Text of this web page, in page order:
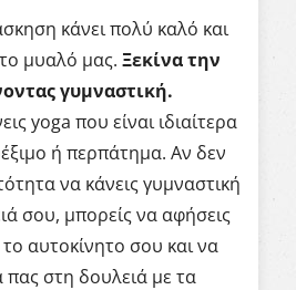
κάνει πολύ καλό και
μυαλό μας. Ξεκίνα την
γυμναστική.
yoga που είναι ιδιαίτερα
ή περπάτημα. Αν δεν
να κάνεις γυμναστική
σου, μπορείς να αφήσεις
αυτοκίνητο σου και να
πας στη δουλειά με τα